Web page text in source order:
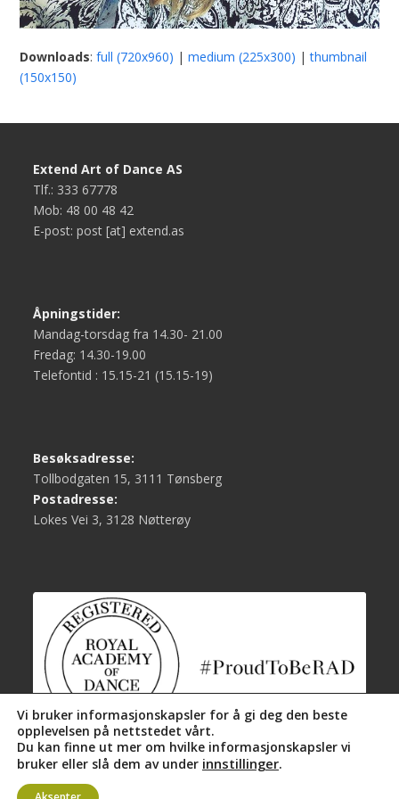
Downloads:full (720x960) |medium (225x300) |thumbnail
(150x150)
Extend Art of Dance AS
Tlf.: 333 67778
Mob: 48 00 48 42
E-post: post [at] extend.as
Åpningstider:
Mandag-torsdag fra 14.30- 21.00
Fredag: 14.30-19.00
Telefontid : 15.15-21 (15.15-19)
Besøksadresse:
Tollbodgaten 15, 3111 Tønsberg
Postadresse:
Lokes Vei 3, 3128 Nøtterøy
Vi bruker informasjonskapsler for å gi deg den beste
opplevelsen på nettstedet vårt.
Du kan finne ut mer om hvilke informasjonskapsler vi
bruker eller slå dem av under innstillinger.